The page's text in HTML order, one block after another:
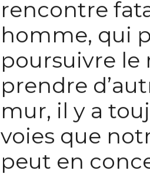
rencontre
homme, qui
poursuivre le
prendre
mur, il y a
voies que
peut en